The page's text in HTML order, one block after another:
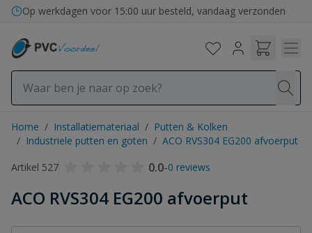
Ga naar de inhoud
Op werkdagen voor 15:00 uur besteld, vandaag verzonden
Home / Installatiemateriaal / Putten & Kolken
/ Industriele putten en goten / ACO RVS304 EG200 afvoerput
Artikel 527
0.0-0 reviews
ACO RVS304 EG200 afvoerput